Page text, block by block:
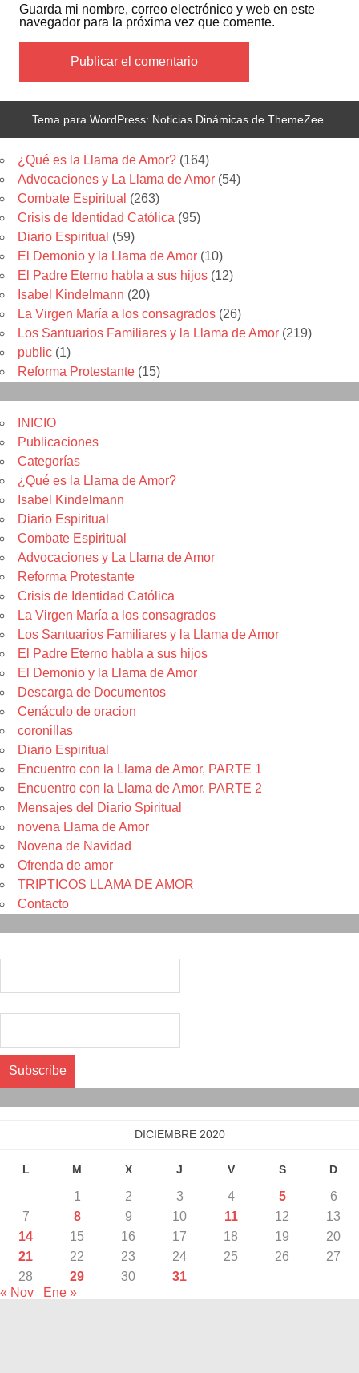
Guarda mi nombre, correo electrónico y web en este
navegador para la próxima vez que comente.
Tema para WordPress: Noticias Dinámicas de ThemeZee.
¿Qué es la Llama de Amor? (164)
Advocaciones y La Llama de Amor (54)
Combate Espiritual (263)
Crisis de Identidad Católica (95)
Diario Espiritual (59)
El Demonio y la Llama de Amor (10)
El Padre Eterno habla a sus hijos (12)
Isabel Kindelmann (20)
La Virgen María a los consagrados (26)
Los Santuarios Familiares y la Llama de Amor (219)
public (1)
Reforma Protestante (15)
INICIO
Publicaciones
Categorías
¿Qué es la Llama de Amor?
Isabel Kindelmann
Diario Espiritual
Combate Espiritual
Advocaciones y La Llama de Amor
Reforma Protestante
Crisis de Identidad Católica
La Virgen María a los consagrados
Los Santuarios Familiares y la Llama de Amor
El Padre Eterno habla a sus hijos
El Demonio y la Llama de Amor
Descarga de Documentos
Cenáculo de oracion
coronillas
Diario Espiritual
Encuentro con la Llama de Amor, PARTE 1
Encuentro con la Llama de Amor, PARTE 2
Mensajes del Diario Spiritual
novena Llama de Amor
Novena de Navidad
Ofrenda de amor
TRIPTICOS LLAMA DE AMOR
Contacto
DICIEMBRE 2020
L M X J V S D
1 2 3 4 5
6
7
8 9 10 11 12
13
14
15 16 17 18 19
20
21
22 23 24 25 26
27
28
29 30
31
« Nov
Ene »